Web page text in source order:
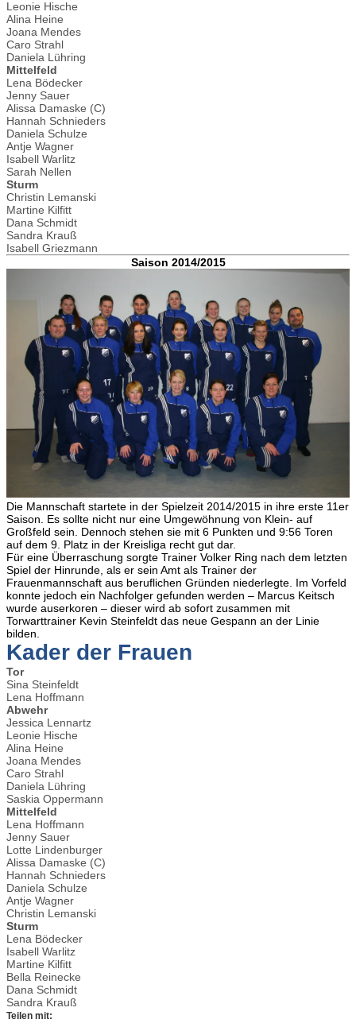
Leonie Hische
Alina Heine
Joana Mendes
Caro Strahl
Daniela Lühring
Mittelfeld
Lena Bödecker
Jenny Sauer
Alissa Damaske (C)
Hannah Schnieders
Daniela Schulze
Antje Wagner
Isabell Warlitz
Sarah Nellen
Sturm
Christin Lemanski
Martine Kilfitt
Dana Schmidt
Sandra Krauß
Isabell Griezmann
Saison 2014/2015
Die Mannschaft startete in der Spielzeit 2014/2015 in ihre erste 11er
Saison. Es sollte nicht nur eine Umgewöhnung von Klein- auf
Großfeld sein. Dennoch stehen sie mit 6 Punkten und 9:56 Toren
auf dem 9. Platz in der Kreisliga recht gut dar.
Für eine Überraschung sorgte Trainer Volker Ring nach dem letzten
Spiel der Hinrunde, als er sein Amt als Trainer der
Frauenmannschaft aus beruflichen Gründen niederlegte. Im Vorfeld
konnte jedoch ein Nachfolger gefunden werden – Marcus Keitsch
wurde auserkoren – dieser wird ab sofort zusammen mit
Torwarttrainer Kevin Steinfeldt das neue Gespann an der Linie
bilden.
Kader der Frauen
Tor
Sina Steinfeldt
Lena Hoffmann
Abwehr
Jessica Lennartz
Leonie Hische
Alina Heine
Joana Mendes
Caro Strahl
Daniela Lühring
Saskia Oppermann
Mittelfeld
Lena Hoffmann
Jenny Sauer
Lotte Lindenburger
Alissa Damaske (C)
Hannah Schnieders
Daniela Schulze
Antje Wagner
Christin Lemanski
Sturm
Lena Bödecker
Isabell Warlitz
Martine Kilfitt
Bella Reinecke
Dana Schmidt
Sandra Krauß
Teilen mit: